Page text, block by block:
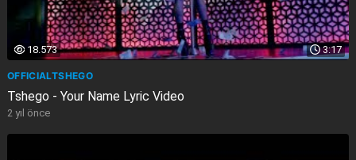
3:17
18.573
OFFICIALTSHEGO
Tshego - Your Name Lyric Video
2 yıl önce